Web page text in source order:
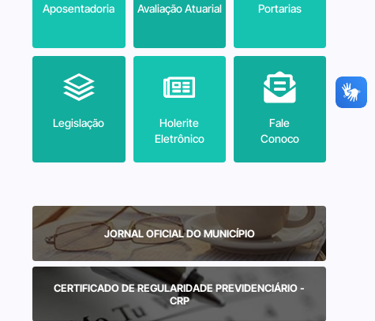
Aposentadoria Avaliação Atuarial Portarias
Legislação
Holerite
Eletrônico
Fale
Conoco
JORNAL OFICIAL DO MUNICÍPIO
CERTIFICADO DE REGULARIDADE PREVIDENCIÁRIO -
CRP